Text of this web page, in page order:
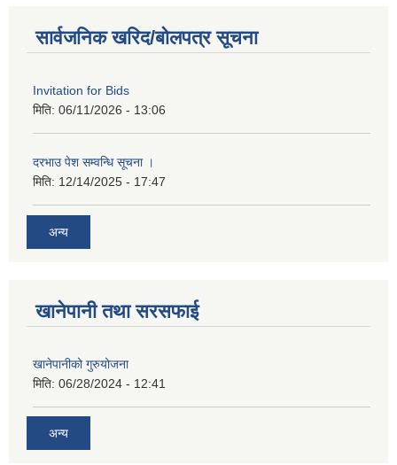
सार्वजनिक खरिद/बोलपत्र सूचना
Invitation for Bids
मिति: 06/11/2026 - 13:06
दरभाउ पेश सम्वन्धि सूचना ।
मिति: 12/14/2025 - 17:47
अन्य
खानेपानी तथा सरसफाई
खानेपानीको गुरुयोजना
मिति: 06/28/2024 - 12:41
अन्य